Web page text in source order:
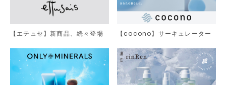
【エテュセ】新商品、続々登場 【cocono】サーキュレーター